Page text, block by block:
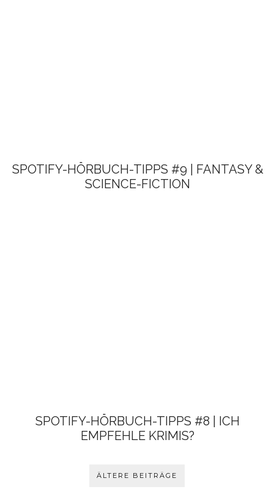
SPOTIFY-HÖRBUCH-TIPPS #9 | FANTASY &
SCIENCE-FICTION
SPOTIFY-HÖRBUCH-TIPPS #8 | ICH
EMPFEHLE KRIMIS?
ÄLTERE BEITRÄGE